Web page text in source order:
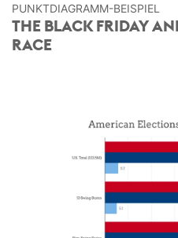
PUNKT­DIAGRAMM-BEISPIEL
THE BLACK FRIDAY
RACE